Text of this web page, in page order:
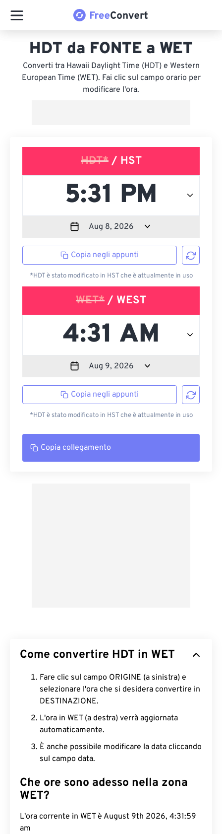
HDT da FONTE a WET
Converti tra Hawaii Daylight Time (HDT) e Western
European Time (WET). Fai clic sul campo orario per
modificare l'ora.
HDT*/ HST
Copia negli appunti
*HDT è stato modificato in HST che è attualmente in uso
WET* / WEST
Copia negli appunti
*HDT è stato modificato in HST che è attualmente in uso
Copia collegamento
Come convertire HDT in WET
Fare clic sul campo ORIGINE (a sinistra) e
selezionare l'ora che si desidera convertire in
DESTINAZIONE.
L'ora in WET (a destra) verrà aggiornata
automaticamente.
È anche possibile modificare la data cliccando
sul campo data.
Che ore sono adesso nella zona
WET?
L'ora corrente in WET è August 9th 2026, 4:32:00
am